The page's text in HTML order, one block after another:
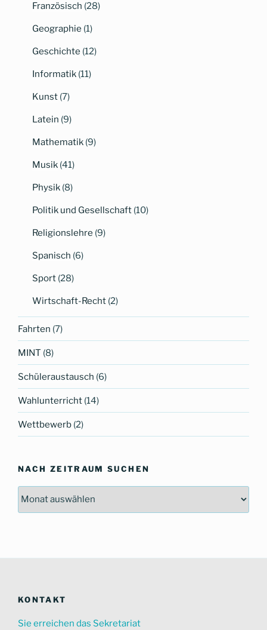
Französisch (28)
Geographie (1)
Geschichte (12)
Informatik (11)
Kunst (7)
Latein (9)
Mathematik (9)
Musik (41)
Physik (8)
Politik und Gesellschaft (10)
Religionslehre (9)
Spanisch (6)
Sport (28)
Wirtschaft-Recht (2)
Fahrten (7)
MINT (8)
Schüleraustausch (6)
Wahlunterricht (14)
Wettbewerb (2)
NACH ZEITRAUM SUCHEN
KONTAKT
Sie erreichen das Sekretariat